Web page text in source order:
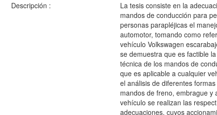
Descripción :
La tesis consiste en la
mandos de conducción para
personas parapléjicas el
automotor, tomando como
vehículo Volkswagen
se demuestra que es factible
técnica de los mandos de
que es aplicable a cualquier
el análisis de diferentes
mandos de freno, embrague y
vehículo se realizan las
adecuaciones, cuyos